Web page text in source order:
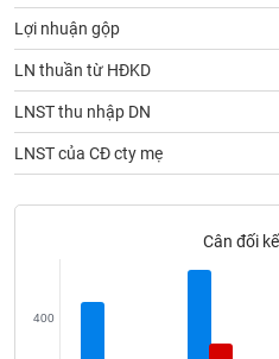
Lợi nhuận gộp
LN thuần từ HĐKD
LNST thu nhập DN
LNST của CĐ cty mẹ
Cân đối
400
Bài
viết
tác
giả
(-)
cáo